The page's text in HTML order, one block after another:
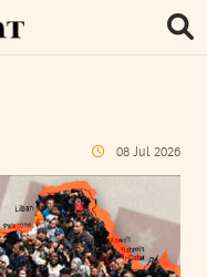
08 Jul 2026